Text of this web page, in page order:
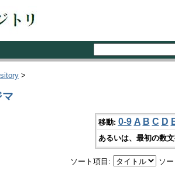
>
移動: 0-9 A B C D
あるいは、最初の数
ソート項目: ソ